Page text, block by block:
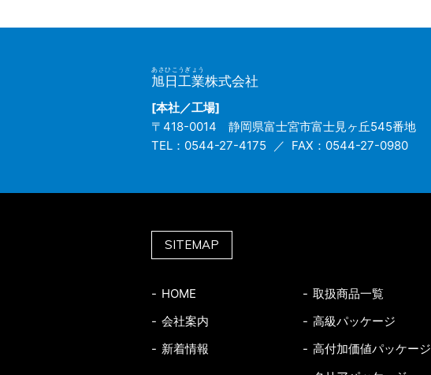
旭日工業
あさひこうぎょう
株式会社
[本社／工場]
〒418-0014
静岡県富士宮市富士見ヶ丘545番地
TEL：0544-27-4175
FAX：0544-27-0980
SITEMAP
HOME
会社案内
新着情報
取扱商品一覧
高級パッケージ
高付加価値パッケージ